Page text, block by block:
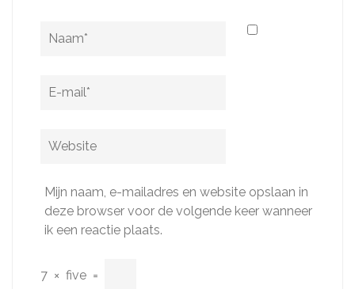
Naam
E-
Website
Mijn naam, e-mailadres en website opslaan in
deze browser voor de volgende keer wanneer
ik een reactie plaats.
7 × five =